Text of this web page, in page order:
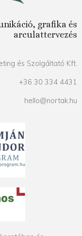
grafika és
arculattervezés
és Szolgáltató Kft.
+36 30 334 4431
hello@nortak.hu